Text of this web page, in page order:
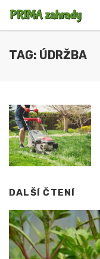
TAG: ÚDRŽBA
DALŠÍ ČTENÍ